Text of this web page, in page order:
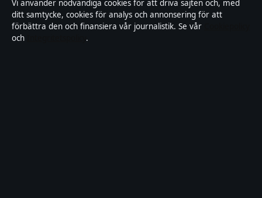
Tillgänglighetsredogörelse
Vi använder nödvändiga cookies för att driva sajten och, med
ditt samtycke, cookies för analys och annonsering för att
förbättra den och finansiera vår journalistik. Se vår
och
.